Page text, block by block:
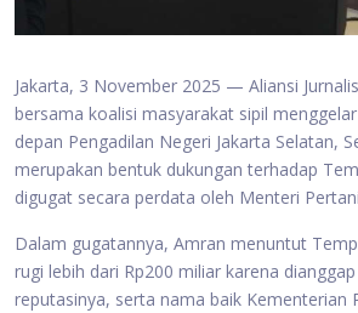
Jakarta, 3 November 2025 — Aliansi
bersama koalisi masyarakat sipil
depan Pengadilan Negeri Jakarta Selatan,
merupakan bentuk dukungan terhadap
digugat secara perdata oleh Menteri
Dalam gugatannya, Amran menuntut
rugi lebih dari Rp200 miliar karena
reputasinya, serta nama baik Kementerian